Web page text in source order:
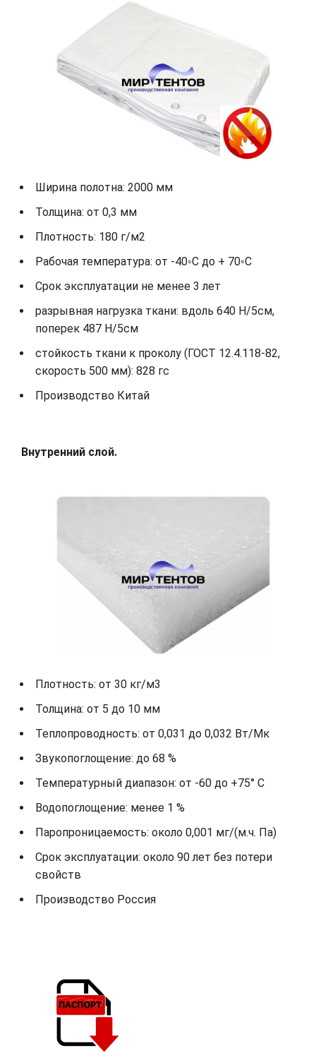
Ширина полотна: 2000 мм
Толщина: от 0,3 мм
Плотность: 180 г/м2
Рабочая температура: от -40◦С до + 70◦С
Срок эксплуатации не менее 3 лет
разрывная нагрузка ткани: вдоль 640 Н/5см,
поперек 487 Н/5см
стойкость ткани к проколу (ГОСТ 12.4.118-82,
скорость 500 мм): 828 гс
Производство Китай
Внутренний слой.
Плотность: от 30 кг/м3
Толщина: от 5 до 10 мм
Теплопроводность: от 0,031 до 0,032 Вт/Мк
Звукопоглощение: до 68 %
Температурный диапазон: от -60 до +75° С
Водопоглощение: менее 1 %
Паропроницаемость: около 0,001 мг/(м.ч. Па)
Срок эксплуатации: около 90 лет без потери
свойств
Производство Россия